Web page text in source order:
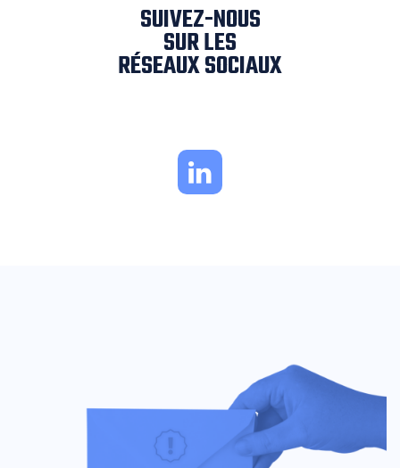
SUIVEZ-NOUS
SUR LES
RÉSEAUX SOCIAUX